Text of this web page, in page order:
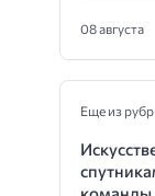
08 августа
Еще из